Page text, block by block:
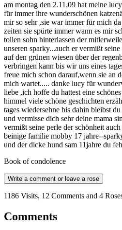
am montag den 2.11.09 hat meine
für immer ihre wunderschönen
mir so sehr ,sie war immer für mich
zeiten sie spürte immer wann es mir
tollen sohn hinterlassen der
unseren sparky...auch er vermißt
auf den grünen wiesen über der
verbringen kann bis wir uns eines
freue mich schon darauf,wenn sie an
mich wartet..... danke lucy für
liebe ,ich hoffe du hattest eine
himmel viele schöne geschichten
tages wiedersehne bis dahin bleibst
und vermisse dich sehr deine mama
vermißt seine perle der schönheit
beinige familie mobby 17 jahre--
und der dicke hund sam 11jahre du
Book of condolence
Write a comment or leave a rose
1186 Visits, 12 Comments and 4
Comments